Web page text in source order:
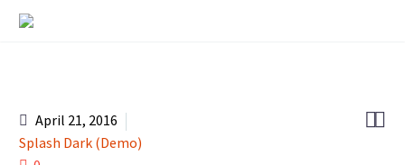

April 21, 2016
Splash Dark (Demo)